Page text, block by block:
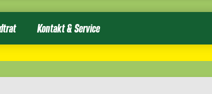
Kontakt & Service